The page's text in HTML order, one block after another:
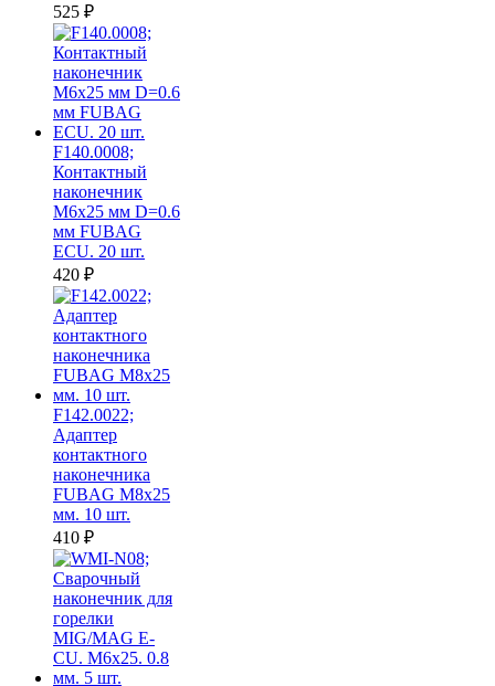
525 ₽
F140.0008;
Контактный
наконечник
M6х25 мм D=0.6
мм FUBAG
ECU. 20 шт.
420 ₽
F142.0022;
Адаптер
контактного
наконечника
FUBAG M8х25
мм. 10 шт.
410 ₽